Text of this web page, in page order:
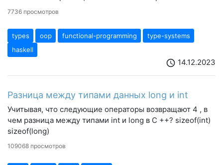
7736 просмотров
types oop functional-programming
type-systems
haskell
schedule 14.12.2023
Разница между типами данных long и int
Учитывая, что следующие операторы возвращают 4 , в
чем разница между типами int и long в C ++? sizeof(int)
sizeof(long)
109068 просмотров